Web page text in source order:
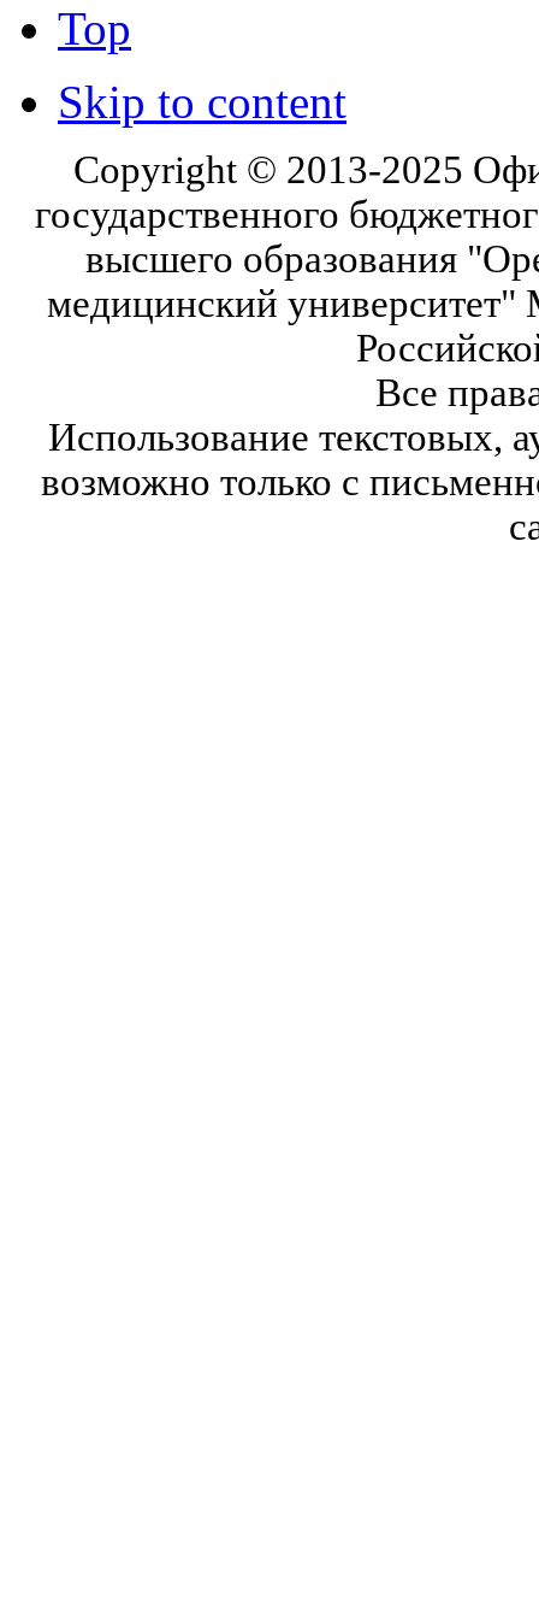
Top
Skip to content
Copyright © 2013-2025
государственного
высшего образования
медицинский университет"
Все
Использование текстовых,
возможно только с